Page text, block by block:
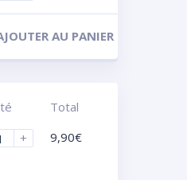
AU PANIER
+
Total
9,90€